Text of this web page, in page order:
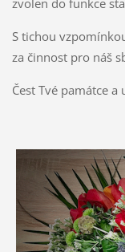
zvolen do funkce
S tichou
za činnost pro náš
Čest Tvé památce